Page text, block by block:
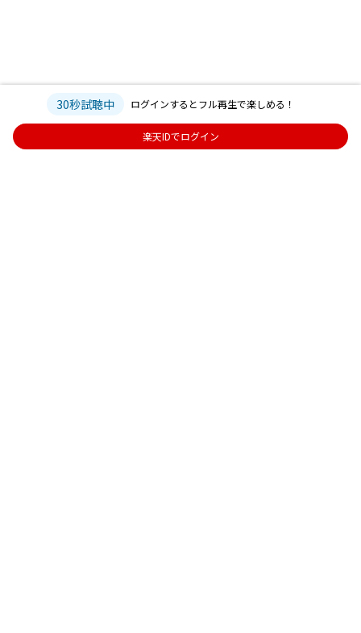
30秒試聴中 ログインするとフル再生で楽しめる！
楽天IDでログイン